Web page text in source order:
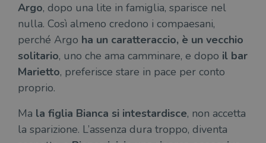
Argo, dopo una lite in famiglia, sparisce nel
nulla. Così almeno credono i compaesani,
perché Argo ha un caratteraccio, è un vecchio
solitario, uno che ama camminare, e dopo il bar
Marietto, preferisce stare in pace per conto
proprio.
Ma la figlia Bianca si intestardisce, non accetta
la sparizione. L’assenza dura troppo, diventa